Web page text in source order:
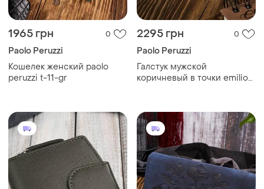
1965 грн 0
Paolo Peruzzi
Кошелек женский paolo
peruzzi t-11-gr
2295 грн 0
Paolo Peruzzi
Галстук мужской
коричневый в точки emilio